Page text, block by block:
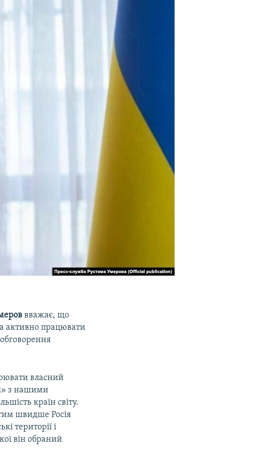
вважає, що
активно працювати
власний
з нашими
країн світу.
швидше Росія
території і
він обраний